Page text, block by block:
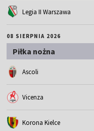
Legia II Warszawa
08 SIERPNIA 2026
Piłka nożna
Ascoli
Vicenza
Korona Kielce